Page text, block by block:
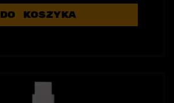
DO KOSZYKA